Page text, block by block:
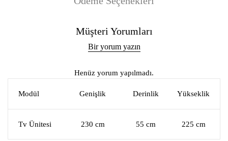
Müşteri Yorumları
Bir yorum yazın
Henüz yorum yapılmadı.
Modül Genişlik Derinlik Yükseklik
Tv Ünitesi 230 cm 55 cm 225 cm